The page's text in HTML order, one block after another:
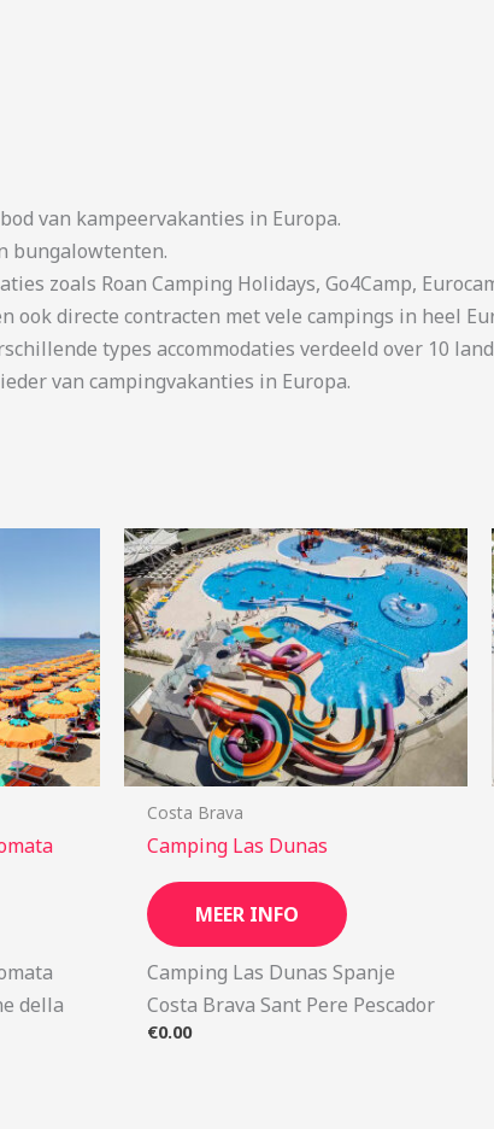
van kampeervakanties in Europa.
bungalowtenten.
zoals Roan Camping Holidays, Go4Camp,
ook directe contracten met vele campings in heel
types accommodaties verdeeld over 10
van campingvakanties in Europa.
della
Costa Brava
Camping Las Dunas
MEER INFO
Camping Las Dunas Spanje
Costa Brava Sant Pere Pescador
€0.00